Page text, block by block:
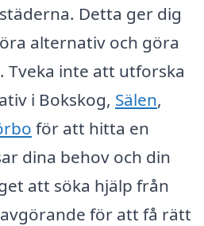
Detta ger dig
alternativ och göra
Tveka inte att utforska
i Bokskog, Sälen,
för att hitta en
dina behov och din
att söka hjälp från
för att få rätt